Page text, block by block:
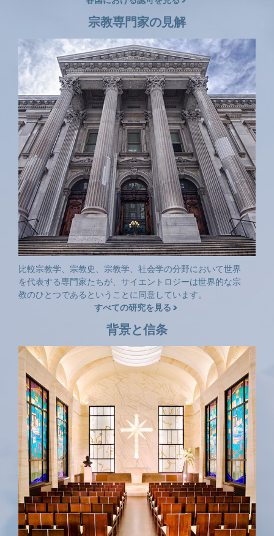
宗教専門家の見解
比較宗教学、宗教史、宗教学、社会学の分野において世界
を代表する専門家たちが、サイエントロジーは世界的な宗
教のひとつであるということに同意しています。
すべての研究を見る
背景と信条